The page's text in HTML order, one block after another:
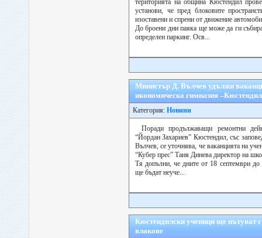
територията на община Кюстендил
установи, че пред блоковите
изоставени и спрени от движение
До броени дни паяка ще може да ги
определен паркинг. Осв...
Министър Д. Вълчев удължи
икономическа гимназия –Кюстендил
Категория: Новини
Поради продължаващи ремонтни
“Йордан Захариев” Кюстендил, със
Вълчев, се уточнява, че ваканцията на
“Кубер прес” Таня Динева директор на
Тя допълни, че дните от 18 септември
ще бъдат неуче...
Кюстендилски ученици ще пътуват
влакове